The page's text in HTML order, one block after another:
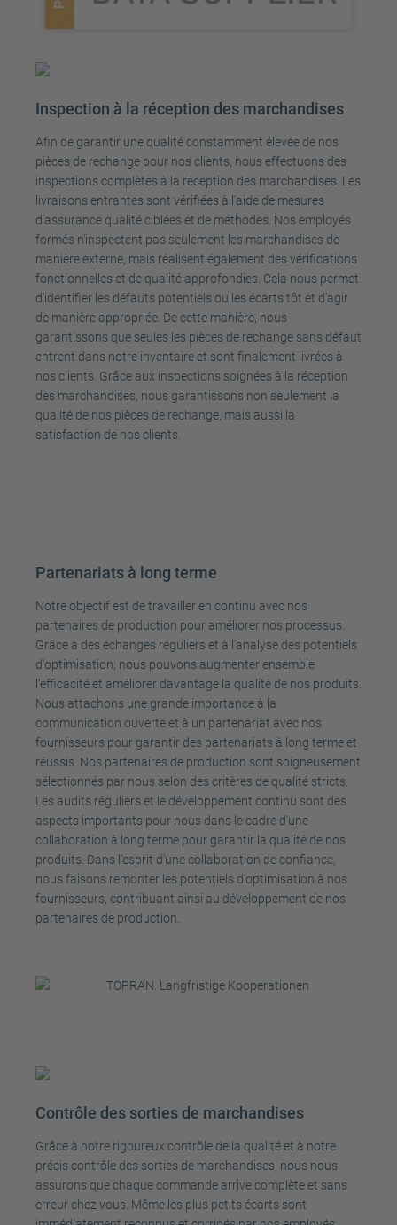
Inspection à la réception des marchandises
Afin de garantir une qualité constamment élevée de nos
pièces de rechange pour nos clients, nous effectuons des
inspections complètes à la réception des marchandises. Les
livraisons entrantes sont vérifiées à l'aide de mesures
d'assurance qualité ciblées et de méthodes. Nos employés
formés n'inspectent pas seulement les marchandises de
manière externe, mais réalisent également des vérifications
fonctionnelles et de qualité approfondies. Cela nous permet
d'identifier les défauts potentiels ou les écarts tôt et d'agir
de manière appropriée. De cette manière, nous
garantissons que seules les pièces de rechange sans défaut
entrent dans notre inventaire et sont finalement livrées à
nos clients. Grâce aux inspections soignées à la réception
des marchandises, nous garantissons non seulement la
qualité de nos pièces de rechange, mais aussi la
satisfaction de nos clients.
Partenariats à long terme
Notre objectif est de travailler en continu avec nos
partenaires de production pour améliorer nos processus.
Grâce à des échanges réguliers et à l'analyse des potentiels
d'optimisation, nous pouvons augmenter ensemble
l'efficacité et améliorer davantage la qualité de nos produits.
Nous attachons une grande importance à la
communication ouverte et à un partenariat avec nos
fournisseurs pour garantir des partenariats à long terme et
réussis. Nos partenaires de production sont soigneusement
sélectionnés par nous selon des critères de qualité stricts.
Les audits réguliers et le développement continu sont des
aspects importants pour nous dans le cadre d'une
collaboration à long terme pour garantir la qualité de nos
produits. Dans l'esprit d'une collaboration de confiance,
nous faisons remonter les potentiels d'optimisation à nos
fournisseurs, contribuant ainsi au développement de nos
partenaires de production.
Contrôle des sorties de marchandises
Grâce à notre rigoureux contrôle de la qualité et à notre
précis contrôle des sorties de marchandises, nous nous
assurons que chaque commande arrive complète et sans
erreur chez vous. Même les plus petits écarts sont